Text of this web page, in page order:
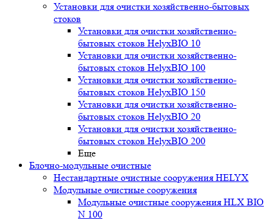
Установки для очистки хозяйственно-бытовых
стоков
Установки для очистки хозяйственно-
бытовых стоков HelyxBIO 10
Установки для очистки хозяйственно-
бытовых стоков HelyxBIO 100
Установки для очистки хозяйственно-
бытовых стоков HelyxBIO 150
Установки для очистки хозяйственно-
бытовых стоков HelyxBIO 20
Установки для очистки хозяйственно-
бытовых стоков HelyxBIO 200
Еще
Блочно-модульные очистные
Нестандартные очистные сооружения HELYX
Модульные очистные сооружения
Модульные очистные сооружения HLX BIO
N 100